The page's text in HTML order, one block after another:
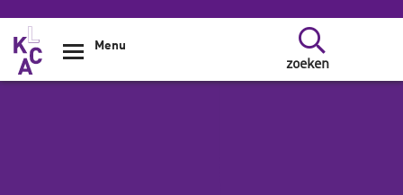
Overslaan en naar de inhoud gaan
zoeken
Menu